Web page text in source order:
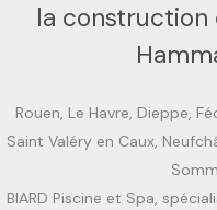
la construction
Rouen, Le Havre, Dieppe,
Saint Valéry en Caux,
BIARD Piscine et Spa,